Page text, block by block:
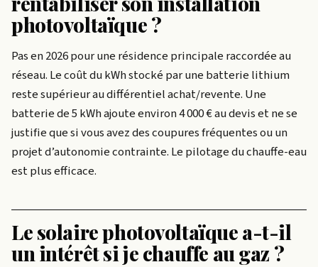
photovoltaïque ?
Pas en 2026 pour une résidence principale raccordée au
réseau. Le coût du kWh stocké par une batterie lithium
reste supérieur au différentiel achat/revente. Une
batterie de 5 kWh ajoute environ 4 000 € au devis et ne se
justifie que si vous avez des coupures fréquentes ou un
projet d’autonomie contrainte. Le pilotage du chauffe-eau
est plus efficace.
Le solaire photovoltaïque a-t-il
un intérêt si je chauffe au gaz ?